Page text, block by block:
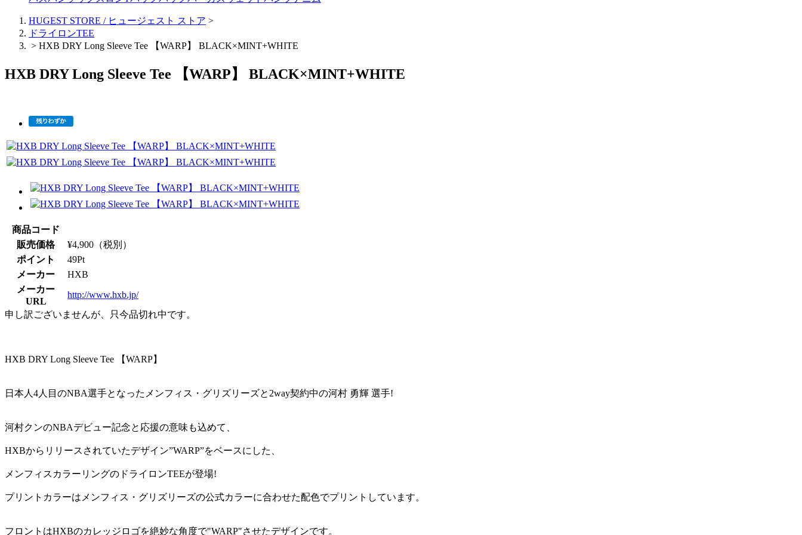
HUGEST STORE / ヒュージェスト ストア >
ドライロンTEE
> HXB DRY Long Sleeve Tee 【WARP】 BLACK×MINT+WHITE
HXB DRY Long Sleeve Tee 【WARP】 BLACK×MINT+WHITE
商品コード
販売価格
¥4,900 （税別）
ポイント
49Pt
メーカー
HXB
メーカー
URL
http://www.hxb.jp/
申し訳ございませんが、只今品切れ中です。
HXB DRY Long Sleeve Tee 【WARP】
日本人4人目のNBA選手となったメンフィス・グリズリーズと2way契約中の河村 勇輝 選手!
河村クンのNBAデビュー記念と応援の意味も込めて、
HXBからリリースされていたデザイン”WARP”をベースにした、
メンフィスカラーリングのドライロンTEEが登場!
プリントカラーはメンフィス・グリズリーズの公式カラーに合わせた配色でプリントしています。
フロントはHXBのカレッジロゴを絶妙な角度で"WARP"させたデザインです。